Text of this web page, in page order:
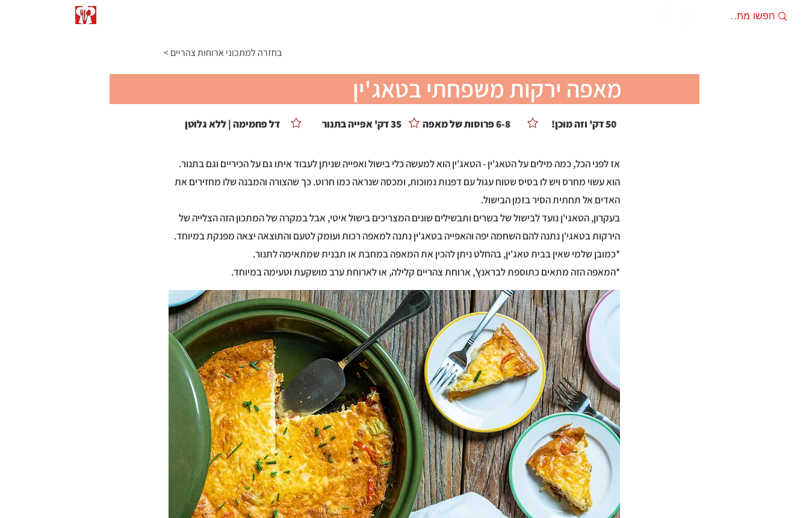
< בחזרה למתכוני ארוחות צהריים
מאפה ירקות משפחתי בטאג'ין
דל פחמימה | ללא גלוטן 35 דק' אפייה בתנור 6-8 פרוסות של מאפה 50 דק' וזה מוכן!
אז לפני הכל, כמה מילים על הטאג'ין - הטאג'ין הוא למעשה כלי בישול ואפייה שניתן לעבוד איתו גם על הכיריים וגם בתנור.
הוא עשוי מחרס ויש לו בסיס שטוח עגול עם דפנות נמוכות, ומכסה שנראה כמו חרוט. כך שהצורה והמבנה שלו מחזירים את
האדים אל תחתית הסיר בזמן הבישול.
בעקרון, הטאגי'ן נועד לבישול של בשרים ותבשילים שונים המצריכים בישול איטי, אבל במקרה של המתכון הזה הצלייה של
הירקות בטאגי'ן נתנה להם השחמה יפה והאפייה בטאג'ין נתנה למאפה רכות ועומק לטעם והתוצאה יצאה מפנקת במיוחד.
*כמובן שלמי שאין בבית טאג'ין, בהחלט ניתן להכין את המאפה במחבת או תבנית שמתאימה לתנור.
*המאפה הזה מתאים כתוספת לבראנץ', ארוחת צהריים קלילה, או לארוחת ערב מושקעת וטעימה במיוחד.